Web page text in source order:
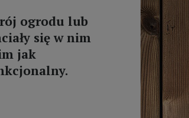
ogrodu lub
się w nim
jak